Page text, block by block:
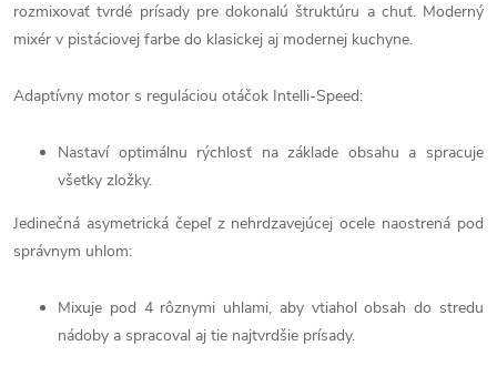
rozmixovať tvrdé prísady pre dokonalú štruktúru a chuť. Moderný
mixér v pistáciovej farbe do klasickej aj modernej kuchyne.
Adaptívny motor s reguláciou otáčok Intelli-Speed:
Nastaví optimálnu rýchlosť na základe obsahu a spracuje
všetky zložky.
Jedinečná asymetrická čepeľ z nehrdzavejúcej ocele naostrená pod
správnym uhlom:
Mixuje pod 4 rôznymi uhlami, aby vtiahol obsah do stredu
nádoby a spracoval aj tie najtvrdšie prísady.